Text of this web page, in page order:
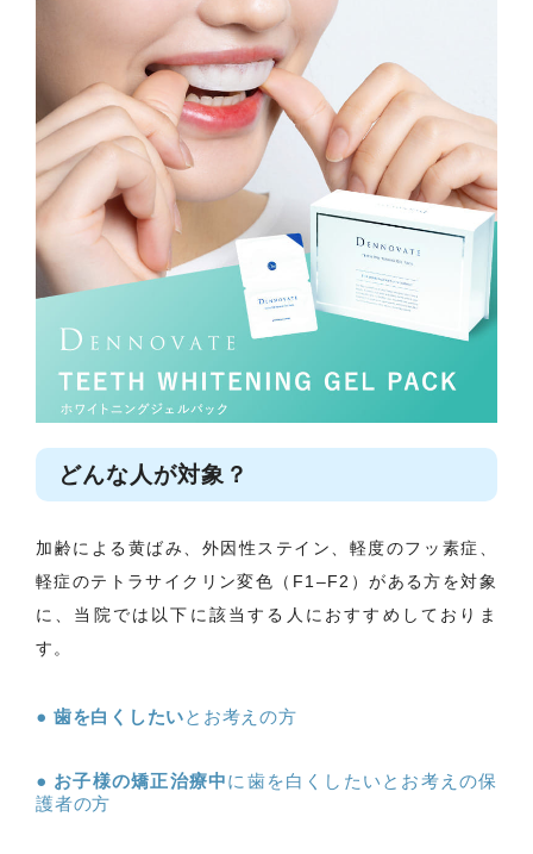
どんな人が対象？
加齢による黄ばみ、外因性ステイン、軽度のフッ素症、
軽症のテトラサイクリン変色（F1–F2）がある方を対象
に、当院では以下に該当する人におすすめしておりま
す。
歯を白くしたいとお考えの方
お子様の矯正治療中に歯を白くしたいとお考えの保
護者の方